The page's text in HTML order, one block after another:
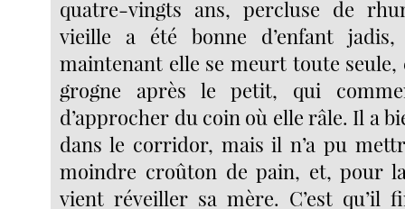
quatre-vingts ans, percluse de
vieille a été bonne d’enfant
maintenant elle se meurt toute seule,
grogne après le petit, qui
d’approcher du coin où elle râle. Il a
dans le corridor, mais il n’a pu
moindre croûton de pain, et, pour
vient réveiller sa mère. C’est qu’il